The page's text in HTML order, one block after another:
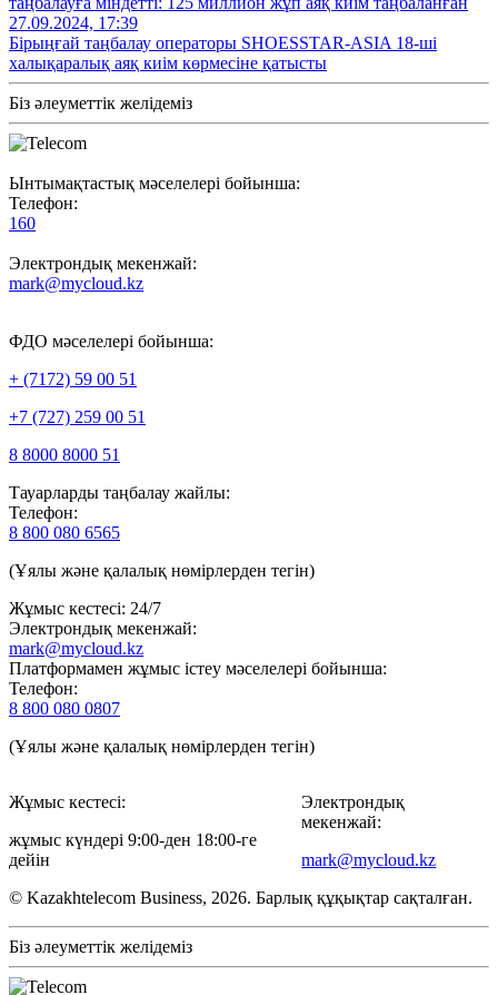
27.09.2024, 17:39
Бірыңғай таңбалау операторы SHOESSTAR-ASIA 18-ші
халықаралық аяқ киім көрмесіне қатысты
Біз әлеуметтік желідеміз
Ынтымақтастық мәселелері бойынша:
Телефон:
160
Электрондық мекенжай:
mark@mycloud.kz
ФДО мәселелері бойынша:
+ (7172) 59 00 51
+7 (727) 259 00 51
8 8000 8000 51
Тауарларды таңбалау жайлы:
Телефон:
8 800 080 6565
(Ұялы және қалалық нөмірлерден тегін)
Жұмыс кестесі: 24/7
Электрондық мекенжай:
mark@mycloud.kz
Платформамен жұмыс істеу мәселелері бойынша:
Телефон:
8 800 080 0807
(Ұялы және қалалық нөмірлерден тегін)
Жұмыс кестесі:
жұмыс күндері 9:00-ден 18:00-ге
дейін
Электрондық
мекенжай:
mark@mycloud.kz
© Kazakhtelecom Business, 2026. Барлық құқықтар сақталған.
Біз әлеуметтік желідеміз